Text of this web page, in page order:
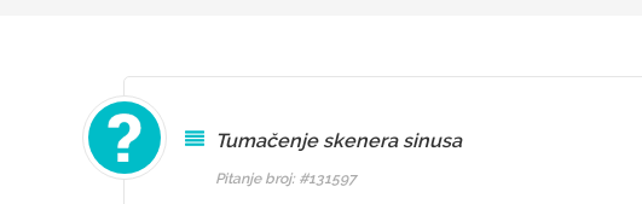
Tumačenje skenera sinusa
Pitanje broj: #131597